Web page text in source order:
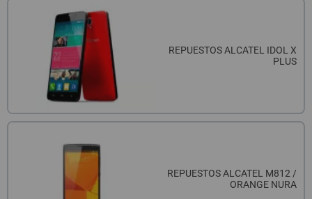
REPUESTOS ALCATEL IDOL X
PLUS
REPUESTOS ALCATEL M812 /
ORANGE NURA